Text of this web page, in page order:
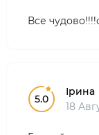
Все
5.0
Ірина
18